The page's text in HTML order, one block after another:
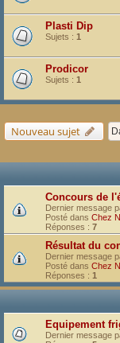
Plasti Dip
Sujets : 1
Prodicor
Sujets : 1
Nouveau sujet
Concours de
Dernier message
Posté dans Chez
Réponses : 7
Résultat du
Dernier message
Posté dans Chez
Réponses : 1
Equipement
Dernier message